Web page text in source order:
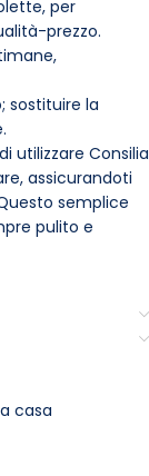
per
prezzo.
sostituire la
utilizzare Consilia
assicurandoti
semplice
pulito e
casa